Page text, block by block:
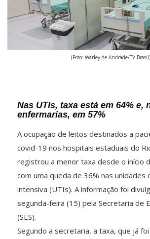
(Foto: Warley de Andrade/TV Brasil)
Nas UTIs, taxa está em 64% e,
enfermarias, em 57%
A ocupação de leitos destinados a
covid-19 nos hospitais estaduais do
registrou a menor taxa desde o início
com uma queda de 36% nas unidades
intensiva (UTIs). A informação foi
segunda-feira (15) pela Secretaria de
(SES).
Segundo a secretaria, a taxa, que já